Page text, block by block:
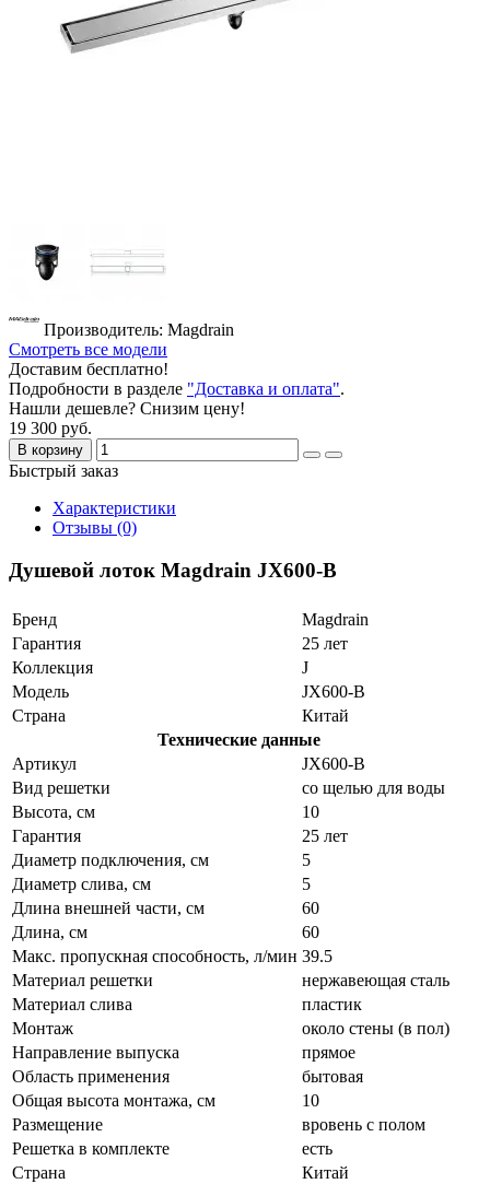
Производитель: Magdrain
Смотреть все модели
Доставим бесплатно!
Подробности в разделе "Доставка и оплата".
Нашли дешевле? Снизим цену!
19 300 руб.
В корзину
Быстрый заказ
Характеристики
Отзывы (0)
Душевой лоток Magdrain JX600-B
Бренд
Magdrain
Гарантия
25 лет
Коллекция
J
Модель
JX600-B
Страна
Китай
Технические данные
Артикул
JX600-B
Вид решетки
со щелью для воды
Высота, см
10
Гарантия
25 лет
Диаметр подключения, см
5
Диаметр слива, см
5
Длина внешней части, см
60
Длина, см
60
Макс. пропускная способность, л/мин 39.5
Материал решетки
нержавеющая сталь
Материал слива
пластик
Монтаж
около стены (в пол)
Направление выпуска
прямое
Область применения
бытовая
Общая высота монтажа, см
10
Размещение
вровень с полом
Решетка в комплекте
есть
Страна
Китай